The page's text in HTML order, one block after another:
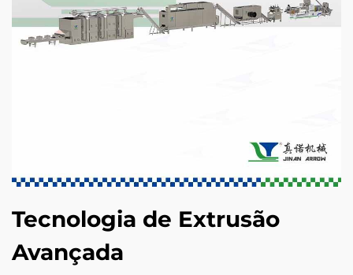
Tecnologia de Extrusão
Avançada